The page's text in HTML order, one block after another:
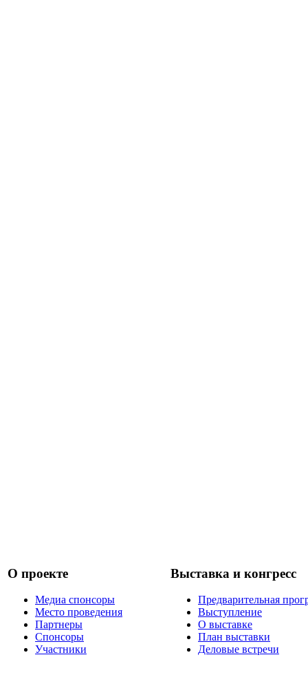
О проекте
Медиа спонсоры
Место проведения
Партнеры
Спонсоры
Участники
Выставка и конгресс
Предварительная
Выступление
О выставке
План выставки
Деловые встречи